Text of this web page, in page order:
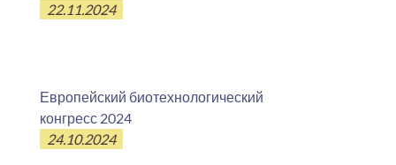
22.11.2024
Европейский биотехнологический
конгресс 2024
24.10.2024